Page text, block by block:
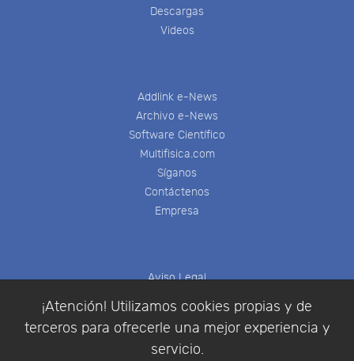
¡Atención! Utilizamos cookies propias y de
terceros para ofrecerle una mejor experiencia y
servicio.
Descargas
Videos
Addlink e-News
Archivo e-News
Software Científico
Multifisica.com
Síganos
Contáctenos
Empresa
Aviso Legal
Política de Privacidad
Condiciones de compra
Identificarse